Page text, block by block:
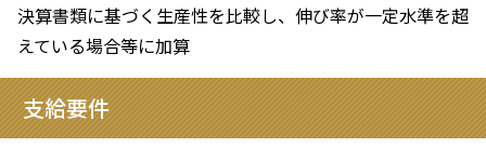
決算書類に基づく生産性を比較し、伸び率が一定水準を超
えている場合等に加算
支給要件